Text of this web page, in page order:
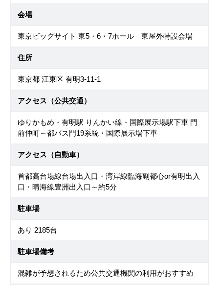
会場
東京ビッグサイト 東5・6・7ホール 東屋外特設会場
住所
東京都 江東区 有明3-11-1
アクセス（公共交通）
ゆりかもめ・有明駅 りんかい線・国際展示場駅下車 門
前仲町～都バス門19系統・国際展示場下車
アクセス（自動車）
首都高台場線台場出入口・湾岸線臨海副都心or有明出入
口・晴海線豊洲出入口～約5分
駐車場
あり 2185台
駐車場備考
混雑が予想されるため公共交通機関の利用がおすすめ